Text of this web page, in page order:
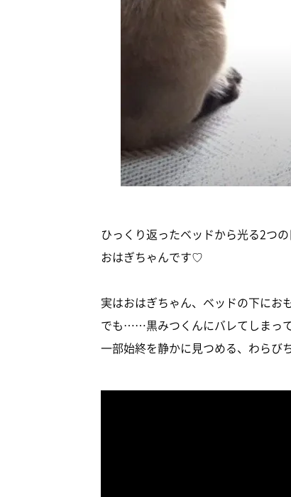
ひっくり返ったベッドから光る2つ
おはぎちゃんです♡
実はおはぎちゃん、ベッドの下にお
でも……黒みつくんにバレてしまっ
一部始終を静かに見つめる、わらび